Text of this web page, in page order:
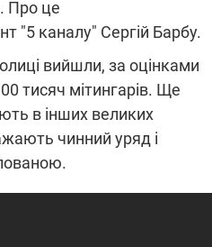
Про це
"5 каналу" Сергій Барбу.
вийшли, за оцінками
тисяч мітингарів. Ще
в інших великих
чинний уряд і